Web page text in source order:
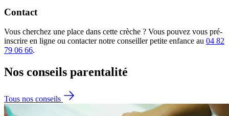
Contact
Vous cherchez une place dans cette crèche ? Vous pouvez vous pré-
inscrire en ligne ou contacter notre conseiller petite enfance au 04 82
79 06 66.
Nos conseils parentalité
Tous nos conseils